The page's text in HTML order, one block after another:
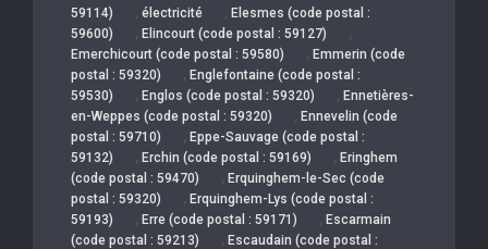
59114)
, électricité , Elesmes (code postal :
59600)
, Elincourt (code postal : 59127) ,
Emerchicourt (code postal : 59580) , Emmerin (code
postal : 59320)
, Englefontaine (code postal :
59530)
, Englos (code postal : 59320) , Ennetières-
en-Weppes (code postal : 59320)
, Ennevelin (code
postal : 59710)
, Eppe-Sauvage (code postal :
59132)
, Erchin (code postal : 59169) , Eringhem
(code postal : 59470)
, Erquinghem-le-Sec (code
postal : 59320)
, Erquinghem-Lys (code postal :
59193)
, Erre (code postal : 59171) , Escarmain
(code postal : 59213)
, Escaudain (code postal :